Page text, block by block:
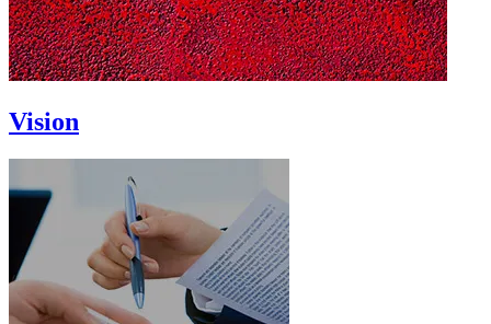
Vision